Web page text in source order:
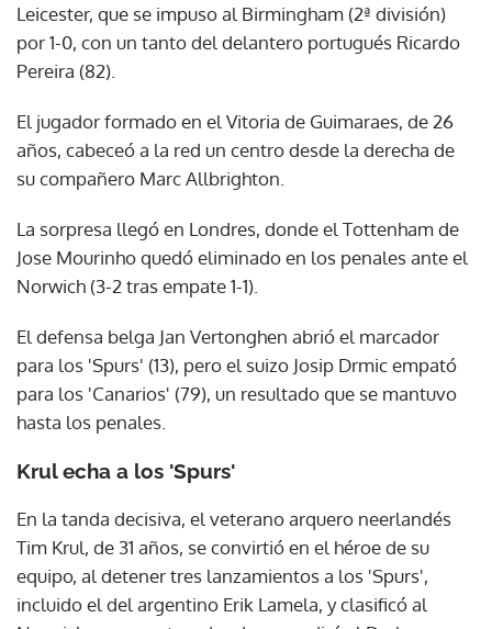
Leicester, que se impuso al Birmingham (2ª división)
por 1-0, con un tanto del delantero portugués Ricardo
Pereira (82).
El jugador formado en el Vitoria de Guimaraes, de 26
años, cabeceó a la red un centro desde la derecha de
su compañero Marc Allbrighton.
La sorpresa llegó en Londres, donde el Tottenham de
Jose Mourinho quedó eliminado en los penales ante el
Norwich (3-2 tras empate 1-1).
El defensa belga Jan Vertonghen abrió el marcador
para los 'Spurs' (13), pero el suizo Josip Drmic empató
para los 'Canarios' (79), un resultado que se mantuvo
hasta los penales.
Krul echa a los 'Spurs'
En la tanda decisiva, el veterano arquero neerlandés
Tim Krul, de 31 años, se convirtió en el héroe de su
equipo, al detener tres lanzamientos a los 'Spurs',
incluido el del argentino Erik Lamela, y clasificó al